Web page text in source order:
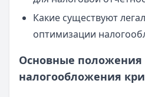
Какие существуют
оптимизации
Основные положения
налогообложения